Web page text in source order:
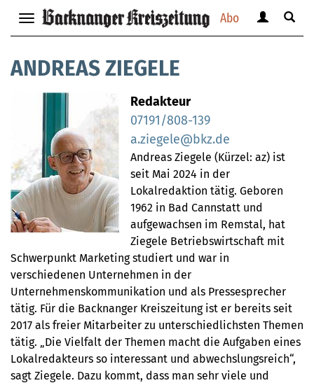
Abo
Navigation
anzeigen
verbergen
anzeigen
Suche
ANDREAS ZIEGELE
Redakteur
07191/808-139
a.ziegele@bkz.de
Andreas Ziegele (Kürzel: az) ist
seit Mai 2024 in der
Lokalredaktion tätig. Geboren
1962 in Bad Cannstatt und
aufgewachsen im Remstal, hat
Ziegele Betriebswirtschaft mit
Schwerpunkt Marketing studiert und war in
verschiedenen Unternehmen in der
Unternehmenskommunikation und als Pressesprecher
tätig. Für die Backnanger Kreiszeitung ist er bereits seit
2017 als freier Mitarbeiter zu unterschiedlichsten Themen
tätig. „Die Vielfalt der Themen macht die Aufgaben eines
Lokalredakteurs so interessant und abwechslungsreich“,
sagt Ziegele. Dazu kommt, dass man sehr viele und